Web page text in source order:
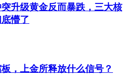
升级黄金反而暴跌，三大核
懵了
，上金所释放什么信号？